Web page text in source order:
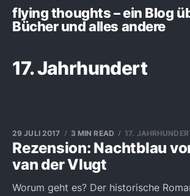
flying thoughts – ein Blog
Bücher und alles andere
17. Jahrhundert
Rezension: Nachtblau
van der Vlugt
29 JULI 2017 3 MIN READ 17.
Worum geht es? Der historische